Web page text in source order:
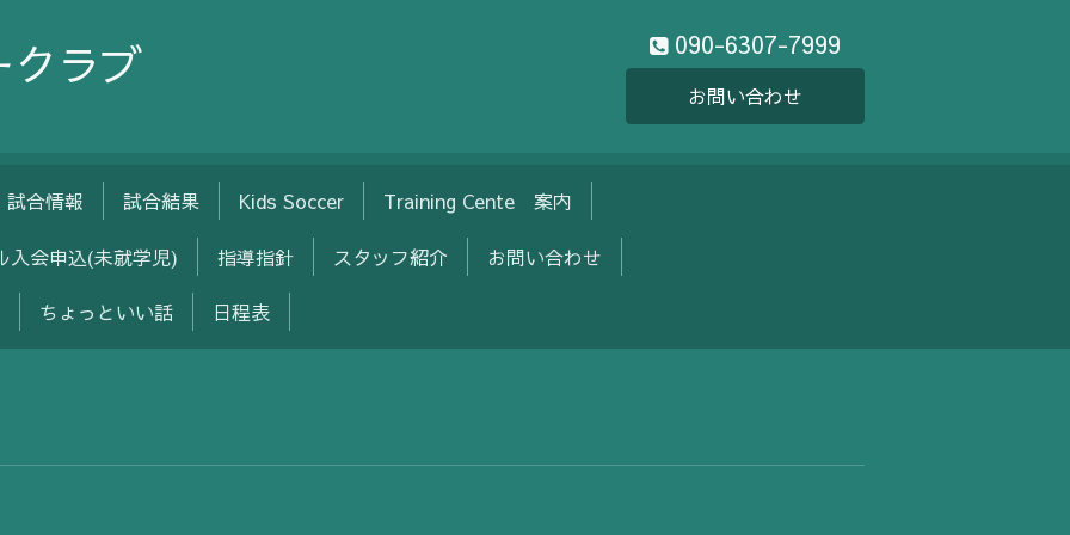
ラブ 090-6307-7999
お問い合わせ
試合情報 試合結果 Kids Soccer Training Cente 案内
入会申込(未就学児) 指導指針 スタッフ紹介 お問い合わせ
ちょっといい話 日程表